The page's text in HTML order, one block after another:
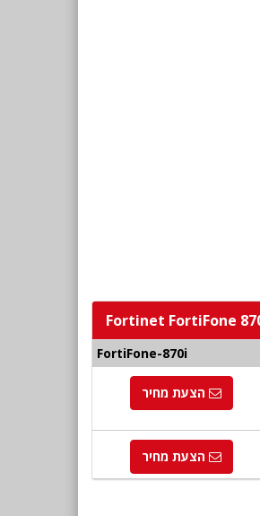
Fortinet FortiFone
FortiFone-870i
הצעת מחיר
הצעת מחיר